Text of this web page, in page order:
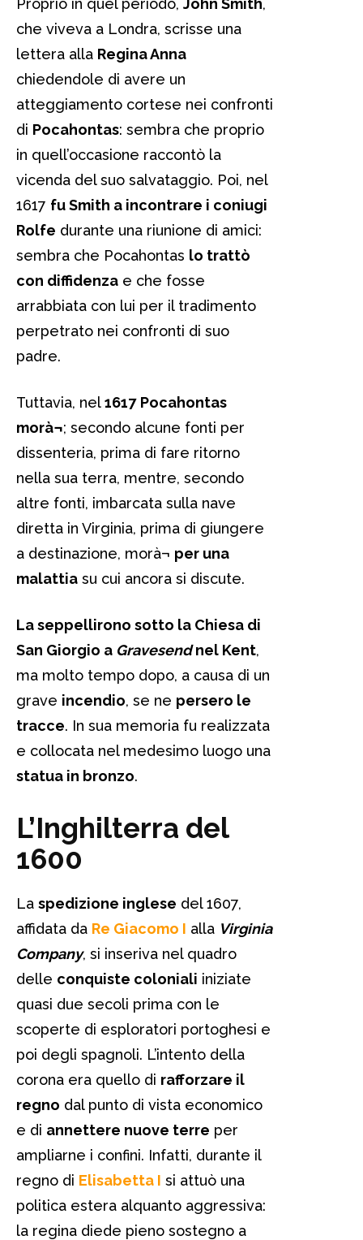
Proprio in quel periodo, John Smith,
che viveva a Londra, scrisse una
lettera alla Regina Anna
chiedendole di avere un
atteggiamento cortese nei confronti
di Pocahontas: sembra che proprio
in quell’occasione raccontò la
vicenda del suo salvataggio. Poi, nel
1617 fu Smith a incontrare i coniugi
Rolfe durante una riunione di amici:
sembra che Pocahontas lo trattò
con diffidenza e che fosse
arrabbiata con lui per il tradimento
perpetrato nei confronti di suo
padre.
Tuttavia, nel1617 Pocahontas
morà¬; secondo alcune fonti per
dissenteria, prima di fare ritorno
nella sua terra, mentre, secondo
altre fonti, imbarcata sulla nave
diretta in Virginia, prima di giungere
a destinazione, morà¬ per una
malattia su cui ancora si discute.
La seppellirono sotto la Chiesa di
San Giorgio a Gravesendnel Kent,
ma molto tempo dopo, a causa di un
grave incendio, se ne persero le
tracce. In sua memoria fu realizzata
e collocata nel medesimo luogo una
statua in bronzo.
L’Inghilterra del
1600
La spedizione inglese del 1607,
affidata da Re Giacomo I alla Virginia
Company, si inseriva nel quadro
delle conquiste coloniali iniziate
quasi due secoli prima con le
scoperte di esploratori portoghesi e
poi degli spagnoli. L’intento della
corona era quello di rafforzare il
regno dal punto di vista economico
e di annettere nuove terre per
ampliarne i confini. Infatti, durante il
regno di Elisabetta I si attuò una
politica estera alquanto aggressiva:
la regina diede pieno sostegno a